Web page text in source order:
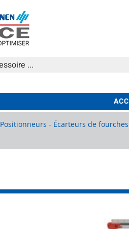
Positionneurs - Écarteurs de fourches